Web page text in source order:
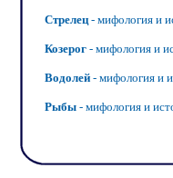
Стрелец- мифология и
Козерог- мифология и
Водолей- мифология и
Рыбы- мифология и